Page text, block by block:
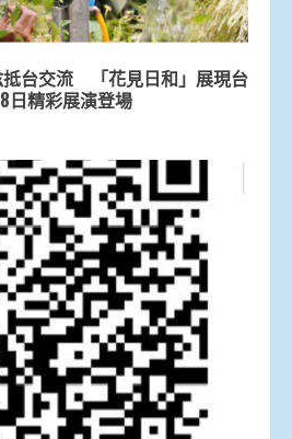
抵台交流 「花見日和」展現台
日精彩展演登場